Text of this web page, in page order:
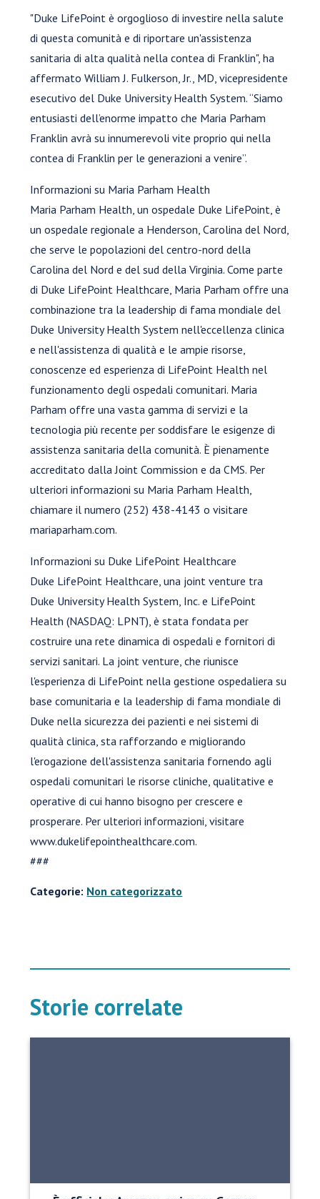
"Duke LifePoint è orgoglioso di investire nella salute
di questa comunità e di riportare un'assistenza
sanitaria di alta qualità nella contea di Franklin", ha
affermato William J. Fulkerson, Jr., MD, vicepresidente
esecutivo del Duke University Health System. “Siamo
entusiasti dell’enorme impatto che Maria Parham
Franklin avrà su innumerevoli vite proprio qui nella
contea di Franklin per le generazioni a venire”.
Informazioni su Maria Parham Health
Maria Parham Health, un ospedale Duke LifePoint, è
un ospedale regionale a Henderson, Carolina del Nord,
che serve le popolazioni del centro-nord della
Carolina del Nord e del sud della Virginia. Come parte
di Duke LifePoint Healthcare, Maria Parham offre una
combinazione tra la leadership di fama mondiale del
Duke University Health System nell'eccellenza clinica
e nell'assistenza di qualità e le ampie risorse,
conoscenze ed esperienza di LifePoint Health nel
funzionamento degli ospedali comunitari. Maria
Parham offre una vasta gamma di servizi e la
tecnologia più recente per soddisfare le esigenze di
assistenza sanitaria della comunità. È pienamente
accreditato dalla Joint Commission e da CMS. Per
ulteriori informazioni su Maria Parham Health,
chiamare il numero (252) 438-4143 o visitare
mariaparham.com.
Informazioni su Duke LifePoint Healthcare
Duke LifePoint Healthcare, una joint venture tra
Duke University Health System, Inc. e LifePoint
Health (NASDAQ: LPNT), è stata fondata per
costruire una rete dinamica di ospedali e fornitori di
servizi sanitari. La joint venture, che riunisce
l'esperienza di LifePoint nella gestione ospedaliera su
base comunitaria e la leadership di fama mondiale di
Duke nella sicurezza dei pazienti e nei sistemi di
qualità clinica, sta rafforzando e migliorando
l'erogazione dell'assistenza sanitaria fornendo agli
ospedali comunitari le risorse cliniche, qualitative e
operative di cui hanno bisogno per crescere e
prosperare. Per ulteriori informazioni, visitare
www.dukelifepointhealthcare.com.
###
Categorie: Non categorizzato
Storie correlate